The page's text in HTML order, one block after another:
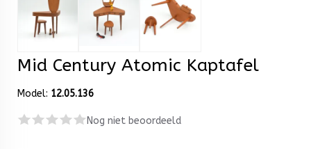
Mid Century Atomic Kaptafel
Model: 12.05.136
Nog niet beoordeeld